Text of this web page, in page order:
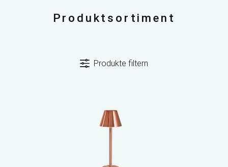
Produktsortiment
Produkte filtern